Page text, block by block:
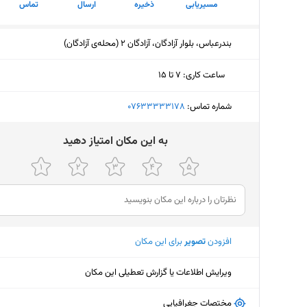
مسیریابی ذخیره ارسال تماس
بندرعباس، بلوار آزادگان، آزادگان 2 (محله‌ی آزادگان)
ساعت کاری: ۷ تا ۱۵
یکشنبه (امروز)
چهارشنبه
۷ تا ۱۵
پنجشنبه
۷ تا ۱۵
جمعه
شنبه
شماره تماس: ‎07633333178
ﺑﻪ اﯾﻦ ﻣﮑﺎن اﻣﺘﯿﺎز دﻫﯿﺪ
افزودنتصویربرای این مکان
ویرایش اطلاعات یا گزارش تعطیلی این مکان
مختصات جغرافیایی